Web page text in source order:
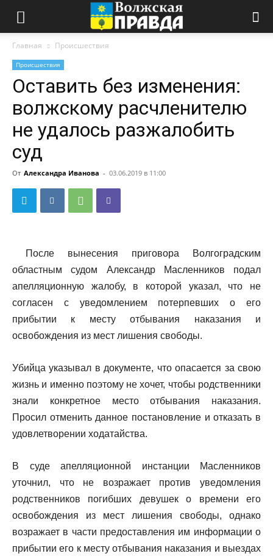
Главная Происшествия
Происшествия
Оставить без изменения:
волжскому расчленителю
не удалось разжалобить
суд
От Александра Иванова - 03.06.2019 в 11:00
После вынесения приговора Волгоградским
областным судом Александр Масленников подал
апелляционную жалобу, в которой указал, что не
согласен с уведомлением потерпевших о его
прибытии к месту отбывания наказания и
освобождения из мест лишения свободы.
Убийца указывал в документе, что опасается за свою
жизнь и именно поэтому не хочет, чтобы родственники
знали конкретное место отбывания наказания.
Просил отменить данное постановление и отказать в
удовлетворении ходатайства.
В суде апелляционной инстанции Масленников
уточнил, что не возражает против уведомления
родственников погибших девушек о времени его
освобождения из мест лишения свободы, однако
возражает в части предоставления им информации о
прибытии его к месту отбывания наказания и выездах